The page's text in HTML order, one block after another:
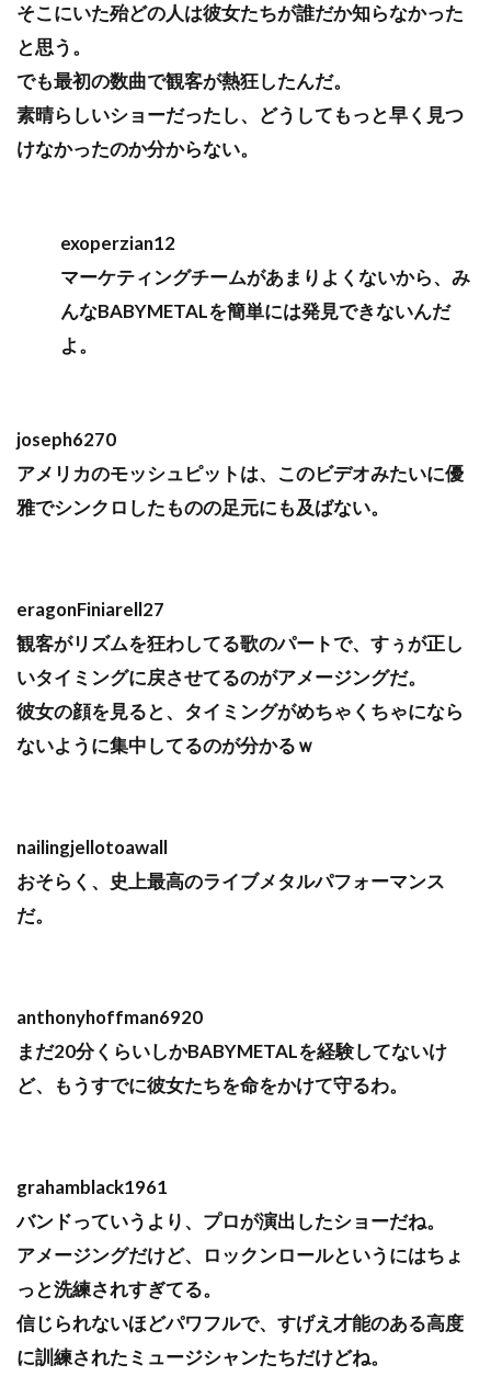
そこにいた殆どの人は彼女たちが誰だか知らなかった
と思う。
でも最初の数曲で観客が熱狂したんだ。
素晴らしいショーだったし、どうしてもっと早く見つ
けなかったのか分からない。
exoperzian12
マーケティングチームがあまりよくないから、み
んなBABYMETALを簡単には発見できないんだ
よ。
joseph6270
アメリカのモッシュピットは、このビデオみたいに優
雅でシンクロしたものの足元にも及ばない。
eragonFiniarell27
観客がリズムを狂わしてる歌のパートで、すぅが正し
いタイミングに戻させてるのがアメージングだ。
彼女の顔を見ると、タイミングがめちゃくちゃになら
ないように集中してるのが分かるｗ
nailingjellotoawall
おそらく、史上最高のライブメタルパフォーマンス
だ。
anthonyhoffman6920
まだ20分くらいしかBABYMETALを経験してないけ
ど、もうすでに彼女たちを命をかけて守るわ。
grahamblack1961
バンドっていうより、プロが演出したショーだね。
アメージングだけど、ロックンロールというにはちょ
っと洗練されすぎてる。
信じられないほどパワフルで、すげえ才能のある高度
に訓練されたミュージシャンたちだけどね。